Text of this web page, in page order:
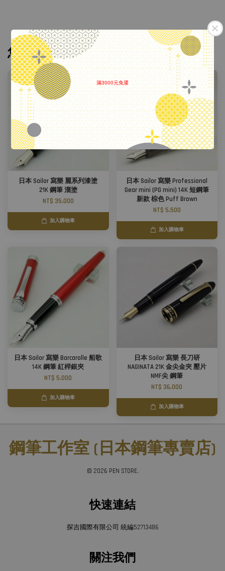
滿3000元免運
您可能也喜歡
日本 Sailor 寫樂 麗系列漆塗
21K 鋼筆 溜塗
NT$ 35,000
加入購物車
日本 Sailor 寫樂 Professional
Gear mini (PG mini) 14K 短鋼筆
新款 棕色 Puff Brown
NT$ 5,500
加入購物車
日本 Sailor 寫樂 Barcarolle 船歌
14K 鋼筆 紅桿銀夾
NT$ 5,000
加入購物車
日本 Sailor 寫樂 長刀研
NAGINATA 21K 金尖金夾 壓片
NMF尖 鋼筆
NT$ 36,000
加入購物車
鋼筆工作室 (日本鋼筆專賣店)
© 2026 PEN STORE.
快速連結
探吉國際有限公司 統編52713486
關注我們